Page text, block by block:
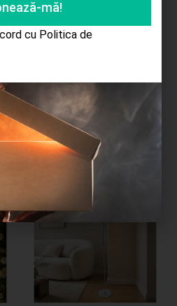
produse
cu Politica de